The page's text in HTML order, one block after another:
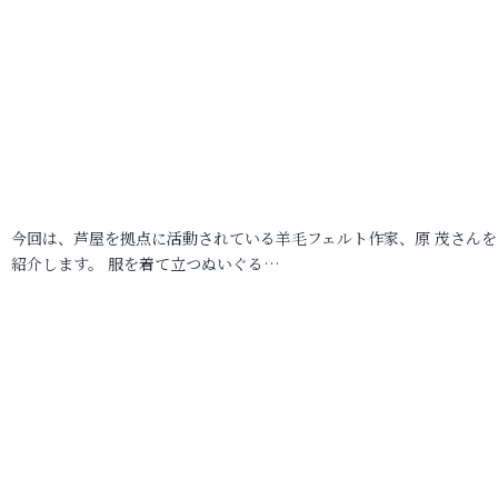
今回は、芦屋を拠点に活動されている羊毛フェルト作家、原 茂さん
紹介します。 服を着て立つぬいぐる…